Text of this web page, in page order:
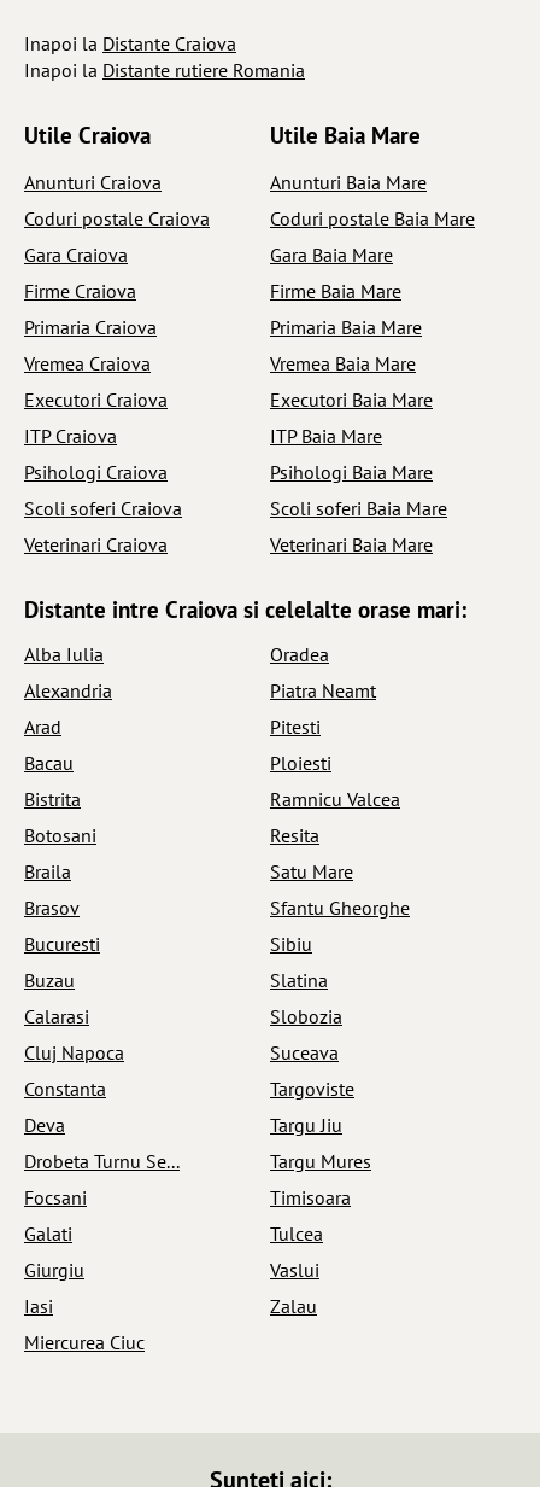
Inapoi la Distante Craiova
Inapoi la Distante rutiere Romania
Utile Craiova
Anunturi Craiova
Coduri postale Craiova
Gara Craiova
Firme Craiova
Primaria Craiova
Vremea Craiova
Executori Craiova
ITP Craiova
Psihologi Craiova
Scoli soferi Craiova
Veterinari Craiova
Utile Baia Mare
Anunturi Baia Mare
Coduri postale Baia Mare
Gara Baia Mare
Firme Baia Mare
Primaria Baia Mare
Vremea Baia Mare
Executori Baia Mare
ITP Baia Mare
Psihologi Baia Mare
Scoli soferi Baia Mare
Veterinari Baia Mare
Distante intre Craiova si celelalte orase mari:
Alba Iulia
Alexandria
Arad
Bacau
Bistrita
Botosani
Braila
Brasov
Bucuresti
Buzau
Calarasi
Cluj Napoca
Constanta
Deva
Drobeta Turnu Se...
Focsani
Galati
Giurgiu
Iasi
Miercurea Ciuc
Oradea
Piatra Neamt
Pitesti
Ploiesti
Ramnicu Valcea
Resita
Satu Mare
Sfantu Gheorghe
Sibiu
Slatina
Slobozia
Suceava
Targoviste
Targu Jiu
Targu Mures
Timisoara
Tulcea
Vaslui
Zalau
Sunteti aici: